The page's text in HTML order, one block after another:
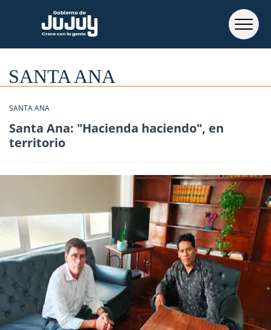
SANTA ANA
SANTA ANA
Santa Ana: "Hacienda haciendo", en
territorio